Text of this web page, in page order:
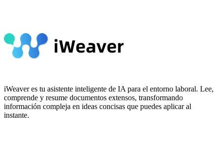
iWeaver es tu asistente inteligente de IA para el entorno laboral. Lee,
comprende y resume documentos extensos, transformando
información compleja en ideas concisas que puedes aplicar al
instante.